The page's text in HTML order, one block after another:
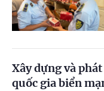
Xây dựng và
quốc gia biển